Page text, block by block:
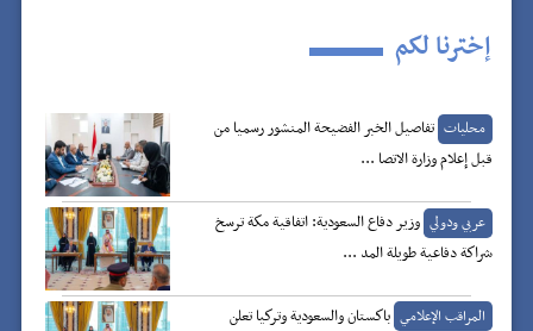
إخترنا لكم
محليات تفاصيل الخبر الفضيحة المنشور رسميا من
قبل إعلام وزارة الاتصا ...
عربي ودولي وزير دفاع السعودية: اتفاقية مكة ترسخ
شراكة دفاعية طويلة المد ...
المراقب الإعلامي باكستان والسعودية وتركيا تعلن